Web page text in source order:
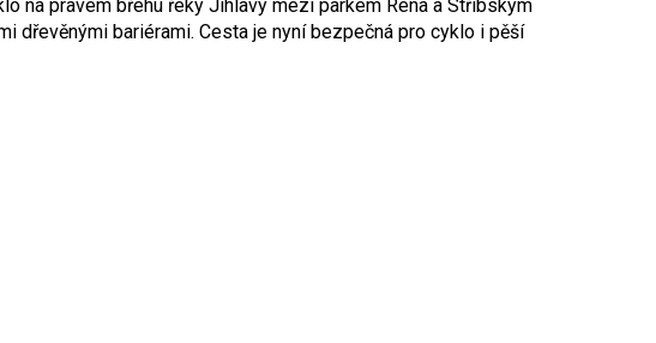
na pravém břehu řeky Jihlavy mezi parkem Réna a Stříbským
dřevěnými bariérami. Cesta je nyní bezpečná pro cyklo i pěší